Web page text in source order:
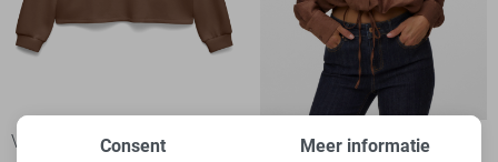
Vero Moda sweater
Vero Moda Blouse
Consent Meer informatie